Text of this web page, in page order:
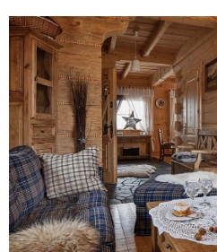
WARZYWA
ROŚLINY
ZIELEŃ